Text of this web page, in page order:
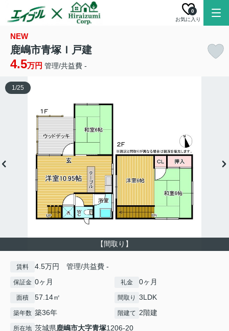
お気に入り
0
NEW
鹿嶋市青塚Ｉ戸建
4.5万円 管理/共益費 -
【間取り】
1/25
賃料 4.5万円 管理/共益費 -
保証金 0ヶ月 礼金 0ヶ月
面積 57.14㎡ 間取り 3LDK
築年数 築36年 階建て 2階建
所在地 茨城県鹿嶋市大字青塚1206-20